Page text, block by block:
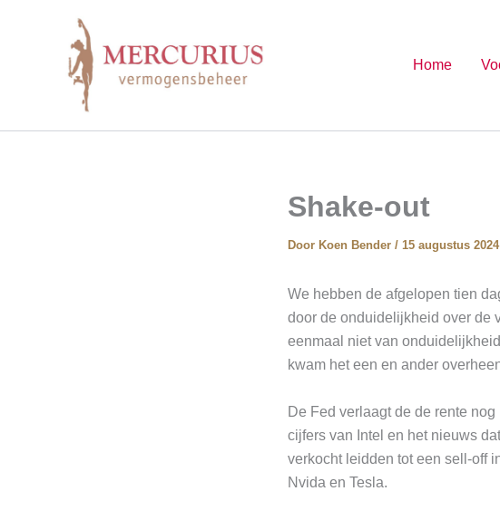
Home
Shake-out
Door Koen Bender / 15 augustus 2024
We hebben de afgelopen tien
door de onduidelijkheid over de
eenmaal niet van
kwam het een en ander
De Fed verlaagt de de rente
cijfers van Intel en het nieuws
verkocht leidden tot een sell-off
Nvida en Tesla.